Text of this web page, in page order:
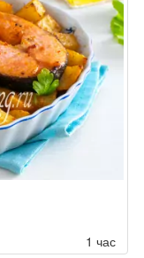
1 час